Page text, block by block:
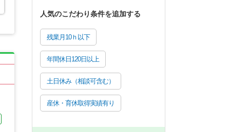
人気のこだわり条件を追加する
残業月10ｈ以下
年間休日120日以上
土日休み（相談可含む）
産休・育休取得実績有り